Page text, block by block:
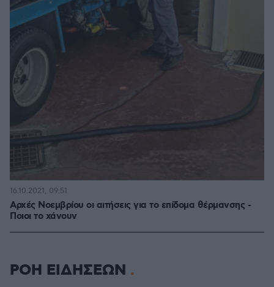
Αρχές Νοεμβρίου οι αιτήσεις για το επίδομα θέρμανσης -
Ποιοι το χάνουν
16.10.2021, 09:51
ΡΟΗ ΕΙΔΗΣΕΩΝ